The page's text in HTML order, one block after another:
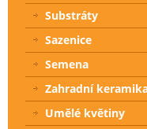
Substráty
Sazenice
Semena
Zahradní
Umělé květiny